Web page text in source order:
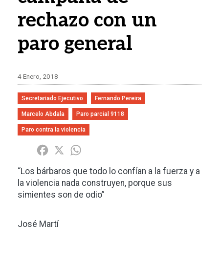
rechazo con un
paro general
4 Enero, 2018
Secretariado Ejecutivo Fernando Pereira
Marcelo Abdala Paro parcial 9118
Paro contra la violencia
Share Facebook
X
“Los bárbaros que todo lo confían a la fuerza y a
la violencia nada construyen, porque sus
simientes son de odio”
José Martí